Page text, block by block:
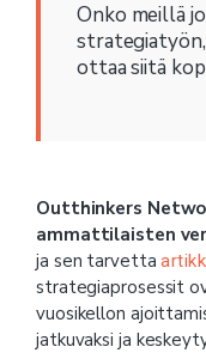
Onko meillä
ottaa siitä
Outthinkers
ammattilaisten
ja sen tarvetta
strategiaprosessit
vuosikellon
jatkuvaksi ja